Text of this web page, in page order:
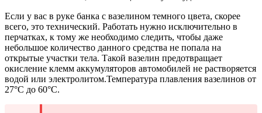
Если у вас в руке банка с вазелином темного цвета, скорее
всего, это технический. Работать нужно исключительно в
перчатках, к тому же необходимо следить, чтобы даже
небольшое количество данного средства не попала на
открытые участки тела. Такой вазелин предотвращает
окисление клемм аккумуляторов автомобилей не растворяется
водой или электролитом.Температура плавления вазелинов от
27°C до 60°C.